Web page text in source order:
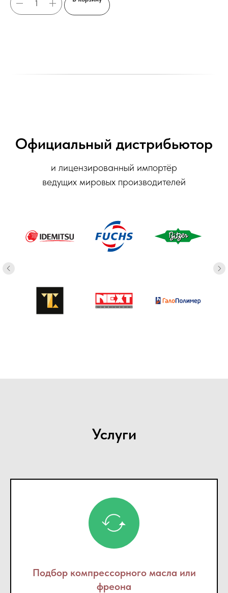
Официальный дистрибьютор
и лицензированный импортёр
ведущих мировых производителей
Услуги
Подбор компрессорного масла или
фреона